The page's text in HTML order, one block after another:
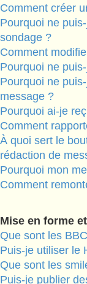
Comment créer
Pourquoi ne
sondage ?
Comment
Pourquoi ne
Pourquoi ne
message ?
Pourquoi ai-je
Comment
À quoi sert le
rédaction de
Pourquoi mon
Comment
Mise en forme
Que sont les
Puis-je utiliser le
Que sont les
Puis-je publier